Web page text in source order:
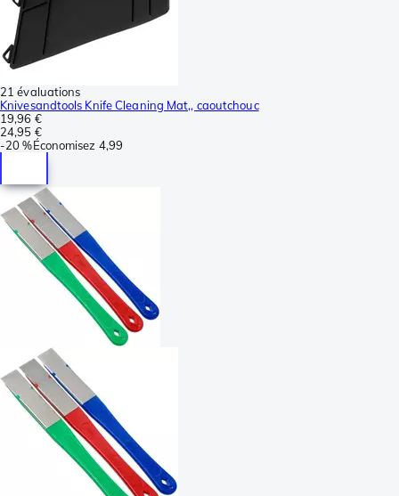
21 évaluations
Knivesandtools Knife Cleaning Mat,, caoutchouc
19,96 €
24,95 €
-20 %Économisez 4,99